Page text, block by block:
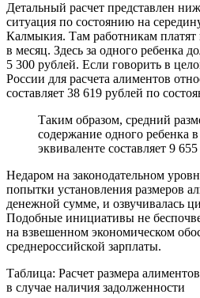
Детальный расчет представлен
ситуация по состоянию на
Калмыкия. Там работникам платят
в месяц. Здесь за одного ребенка
5 300 рублей. Если говорить в
России для расчета алиментов
составляет 38 619 рублей по
Таким образом, средний
содержание одного ребенка
эквиваленте составляет 9
Недаром на законодательном
попытки установления размеров
денежной сумме, и озвучивалась
Подобные инициативы не
на взвешенном экономическом
среднероссийской зарплаты.
Таблица: Расчет размера
в случае наличия задолженности